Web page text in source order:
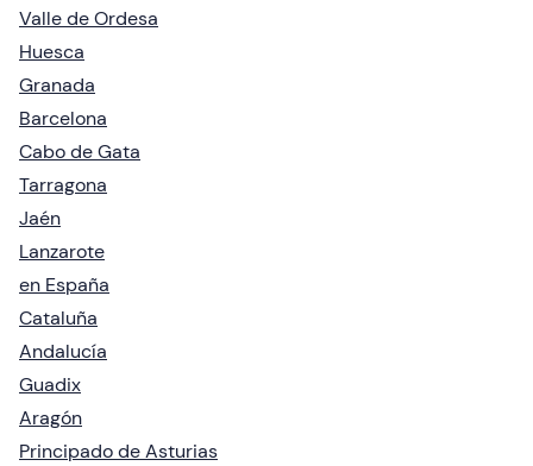
Valle de Ordesa
Huesca
Granada
Barcelona
Cabo de Gata
Tarragona
Jaén
Lanzarote
en España
Cataluña
Andalucía
Guadix
Aragón
Principado de Asturias